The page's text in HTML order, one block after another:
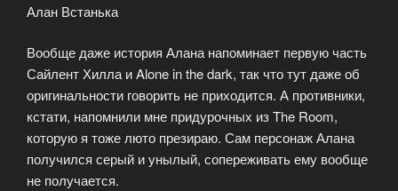
Алан Встанька
Вообще даже история Алана напоминает первую часть
Сайлент Хилла и Alone in the dark, так что тут даже об
оригинальности говорить не приходится. А противники,
кстати, напомнили мне придурочных из The Room,
которую я тоже люто презираю. Сам персонаж Алана
получился серый и унылый, сопереживать ему вообще
не получается.